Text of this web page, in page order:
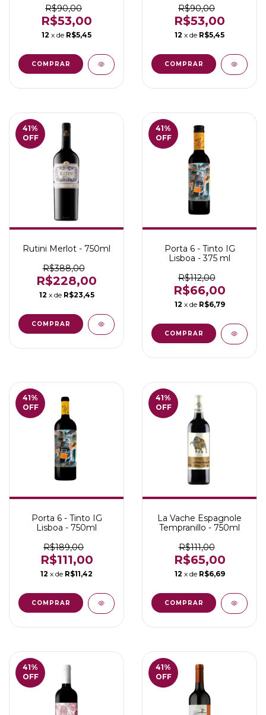
R$90,00
R$53,00
12 x de R$5,45
R$90,00
R$53,00
12 x de R$5,45
41%
OFF
Rutini Merlot - 750ml
R$388,00
R$228,00
12 x de R$23,45
41%
OFF
Porta 6 - Tinto IG
Lisboa - 375 ml
R$112,00
R$66,00
12 x de R$6,79
41%
OFF
Porta 6 - Tinto IG
Lisboa - 750ml
R$189,00
R$111,00
12 x de R$11,42
41%
OFF
La Vache Espagnole
Tempranillo - 750ml
R$111,00
R$65,00
12 x de R$6,69
41%
OFF
41%
OFF